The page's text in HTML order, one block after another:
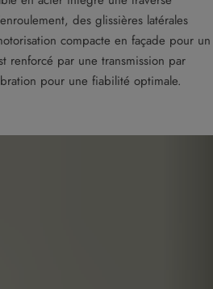
des glissières latérales
compacte en façade pour un
renforcé par une transmission par
pour une fiabilité optimale.